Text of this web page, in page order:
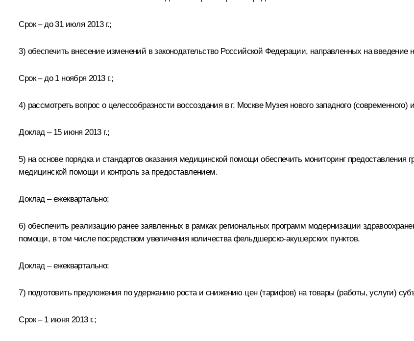
Срок – до 31 июля 2013 г.;
3) обеспечить внесение изменений в законодательство Российской Федерации, направленных на введение
Срок – до 1 ноября 2013 г.;
4) рассмотреть вопрос о целесообразности воссоздания в г. Москве Музея нового западного (современного)
Доклад – 15 июня 2013 г.;
5) на основе порядка и стандартов оказания медицинской помощи обеспечить мониторинг
медицинской помощи и контроль за предоставлением.
Доклад – ежеквартально;
6) обеспечить реализацию ранее заявленных в рамках региональных программ модернизации
помощи, в том числе посредством увеличения количества фельдшерско-акушерских пунктов.
Доклад – ежеквартально;
7) подготовить предложения по удержанию роста и снижению цен (тарифов) на товары (работы, услуги)
Срок – 1 июня 2013 г.;